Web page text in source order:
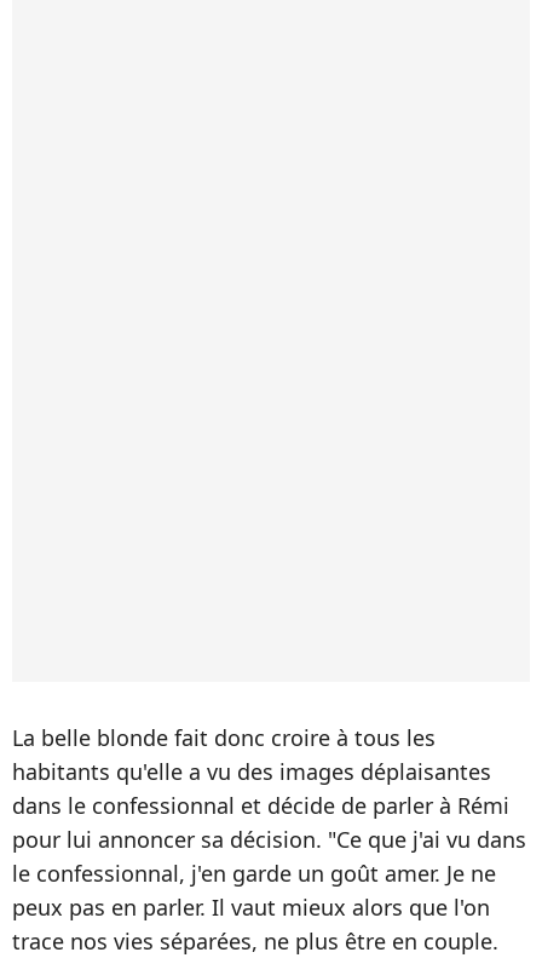
La belle blonde fait donc croire à tous les
habitants qu'elle a vu des images déplaisantes
dans le confessionnal et décide de parler à Rémi
pour lui annoncer sa décision. "Ce que j'ai vu dans
le confessionnal, j'en garde un goût amer. Je ne
peux pas en parler. Il vaut mieux alors que l'on
trace nos vies séparées, ne plus être en couple.